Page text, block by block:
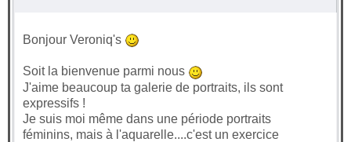
Bonjour Veroniq's
Soit la bienvenue parmi nous
J'aime beaucoup ta galerie de portraits, ils sont
expressifs !
Je suis moi même dans une période portraits
féminins, mais à l'aquarelle....c'est un exercice